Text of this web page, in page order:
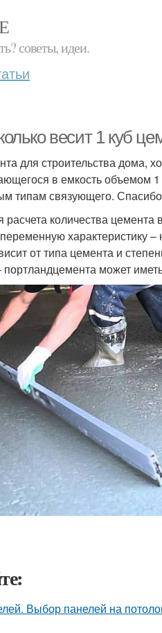
советы, идеи.
весит 1 куб
для строительства дома,
в емкость объемом
типам связующего.
количества цемента
характеристику
от типа цемента и
может
Выбор панелей на